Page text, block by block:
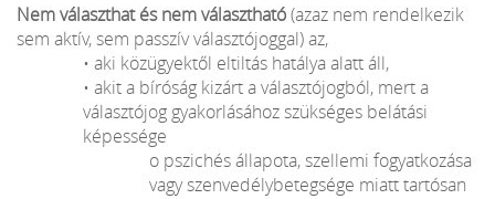
Nem választhat és nem választható(azaz nem rendelkezik
sem aktív, sem passzív választójoggal) az,
• aki közügyektől eltiltás hatálya alatt áll,
• akit a bíróság kizárt a választójogból, mert a
választójog gyakorlásához szükséges belátási
képessége
o pszichés állapota, szellemi fogyatkozása
vagy szenvedélybetegsége miatt tartósan